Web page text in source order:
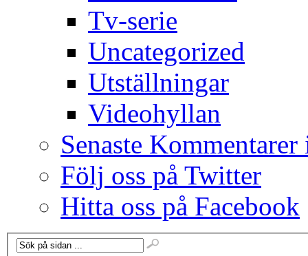
Tv-serie
Uncategorized
Utställningar
Videohyllan
Senaste Kommentarer
Följ oss på Twitter
Hitta oss på Facebook